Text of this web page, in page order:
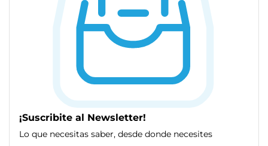
¡Suscribite al Newsletter!
Lo que necesitas saber, desde donde necesites